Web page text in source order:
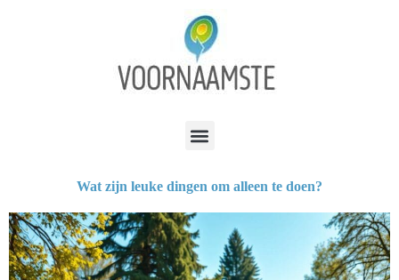
Wat zijn leuke dingen om alleen te doen?